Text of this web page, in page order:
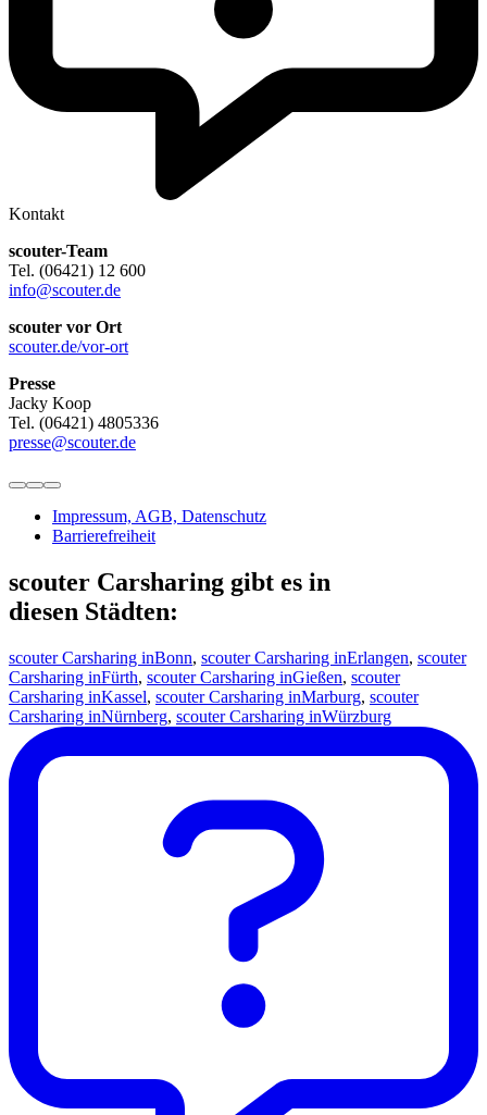
Kontakt
scouter-Team
Tel. (06421) 12 600
info@scouter.de
scouter vor Ort
scouter.de/vor-ort
Presse
Jacky Koop
Tel. (06421) 4805336
presse@scouter.de
Impressum, AGB, Datenschutz
Barrierefreiheit
scouter Carsharing gibt es in
diesen Städten:
scouter Carsharing inBonn, scouter Carsharing inErlangen, scouter
Carsharing inFürth, scouter Carsharing inGießen, scouter
Carsharing inKassel, scouter Carsharing inMarburg, scouter
Carsharing inNürnberg, scouter Carsharing inWürzburg